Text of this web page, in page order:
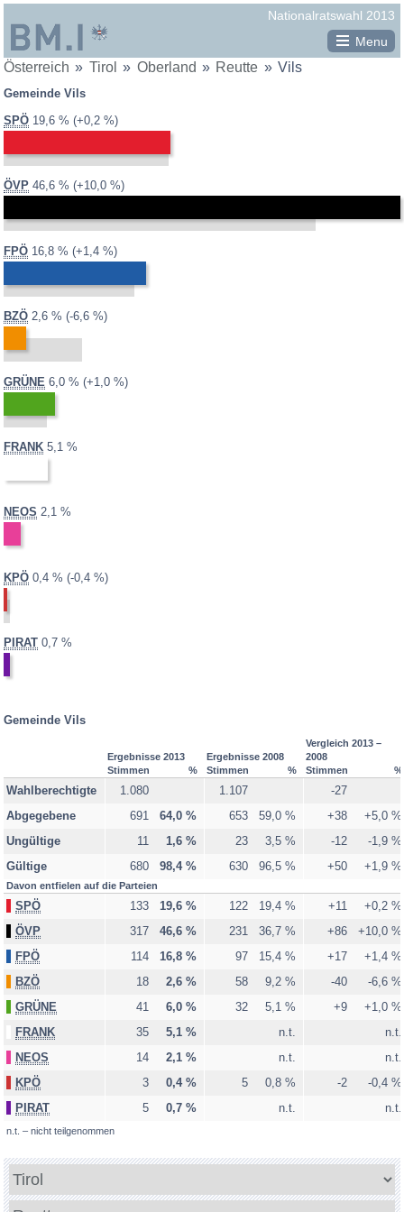
Nationalratswahl 2013
BM.I
Bundesministerium
für
Inneres
Österreich
Menu
Sie
befinden
hier:
Österreich Tirol Oberland Reutte Vils
Gemeinde Vils
SPÖ 2013:
19,6 % 2008:
19,4 %
Differenz:
+0,2 %
ÖVP 2013:
46,6 % 2008:
36,7 %
Differenz:
+10,0 %
FPÖ 2013:
16,8 % 2008:
15,4 %
Differenz:
+1,4 %
BZÖ 2013:
2,6 % 2008:
9,2 %
Differenz:
-6,6 %
GRÜNE 2013:
6,0 % 2008:
5,1 %
Differenz:
+1,0 %
FRANK 2013:
5,1 %
NEOS 2013:
2,1 %
KPÖ 2013:
0,4 % 2008:
0,8 %
Differenz:
-0,4 %
PIRAT 2013:
0,7 %
Gemeinde Vils
Ergebnisse 2013 Ergebnisse 2008
Vergleich 2013 –
2008
Stimmen
% Stimmen % Stimmen %
n.t. – nicht teilgenommen
Wahlberechtigte 1.080 1.107
-27
Abgegebene
691 64,0 % 653 59,0 % +38
+5,0 %
Ungültige
11 1,6 % 23 3,5 % -12
-1,9 %
Gültige
680 98,4 % 630 96,5 % +50 +1,9 %
Davon entfielen auf die Parteien
SPÖ 133 19,6 % 122 19,4 % +11
+0,2 %
ÖVP
317 46,6 % 231 36,7 % +86
+10,0 %
FPÖ
114 16,8 % 97 15,4 % +17
+1,4 %
BZÖ
18 2,6 % 58 9,2 % -40
-6,6 %
GRÜNE
41 6,0 % 32 5,1 % +9
+1,0 %
FRANK
35 5,1 % n.t.
n.t.
NEOS
14 2,1 % n.t.
n.t.
KPÖ
3 0,4 % 5 0,8 % -2
-0,4 %
PIRAT
5 0,7 % n.t. n.t.
Gemeinden in Reutte
Bach
Berwang
Biberwier
Bichlbach
Ehenbichl
Ehrwald
Elbigenalp
Gramais
Grän
Hinterhornbach
Höfen
Holzgau
Lechaschau
Musau
Pfafflar
Reutte
Schattwald
Stanzach
Steeg
Tannheim
Vorderhornbach
Wängle
Weißenbach am Lech
Zöblen
Briefwahl - Reutte
Legende
vollständig ausgezählt
noch nicht ausgezählt
Minima-Maxima-Analyse
Bundesland